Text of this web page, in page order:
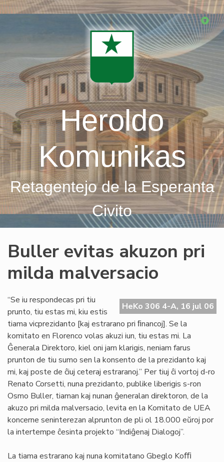
Skip
Heroldo
Komunikas
Retagentejo de la Esperanta
Civito
Buller evitas akuzon pri
milda malversacio
HeKo 306 4-A, 16 jul 06
“Se iu respondecas pri tiu
prunto, tiu estas mi, kiu estis
tiama vicprezidanto [kaj estrarano pri ﬁnancoj]. Se la
komitato en Florenco volas akuzi iun, tiu estas mi. La
Ĝenerala Direktoro, kiel oni jam klarigis, neniam farus
prunton de tiu sumo sen la konsento de la prezidanto kaj
mi, kaj poste de ĉiuj ceteraj estraranoj.” Per tiuj ĉi vortoj d-ro
Renato Corsetti, nuna prezidanto, publike liberigis s-ron
Osmo Buller, tiaman kaj nunan ĝeneralan direktoron, de la
akuzo pri milda malversacio, levita en la Komitato de UEA
koncerne seninterezan alprunton de pli ol 18.000 eŭroj por
la intertempe ĉesinta projekto “Indiĝenaj Dialogoj”.
La tiama estrarano kaj nuna komitatano Gbeglo Koﬃ